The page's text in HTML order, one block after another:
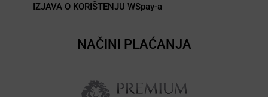
IZJAVA O KORIŠTENJU WSpay-a
NAČINI PLAĆANJA